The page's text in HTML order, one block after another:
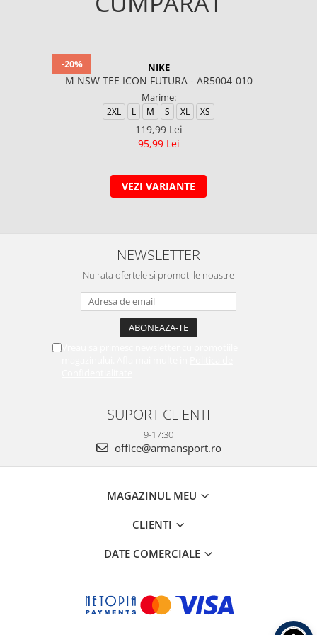
-20% NIKE
M NSW TEE ICON FUTURA - AR5004-010
Marime:
2XL L M S XL XS
119,99 Lei
95,99 Lei
VEZI VARIANTE
NEWSLETTER
Nu rata ofertele si promotiile noastre
SUPORT CLIENTI
9-17:30
office@armansport.ro
MAGAZINUL MEU
CLIENTI
DATE COMERCIALE